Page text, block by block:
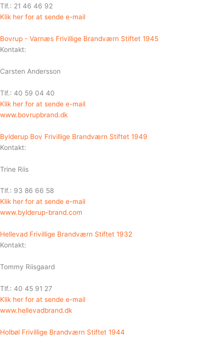
Tlf.: 21 46 46 92
Klik her for at sende e-mail
Bovrup - Varnæs Frivillige Brandværn Stiftet 1945
Kontakt:
Carsten Andersson
Tlf.: 40 59 04 40
Klik her for at sende e-mail
www.bovrupbrand.dk
Bylderup Bov Frivillige Brandværn Stiftet 1949
Kontakt:
Trine Riis
Tlf.: 93 86 66 58
Klik her for at sende e-mail
www.bylderup-brand.com
Hellevad Frivillige Brandværn Stiftet 1932
Kontakt:
Tommy Riisgaard
Tlf.: 40 45 91 27
Klik her for at sende e-mail
www.hellevadbrand.dk
Holbøl Frivillige Brandværn Stiftet 1944